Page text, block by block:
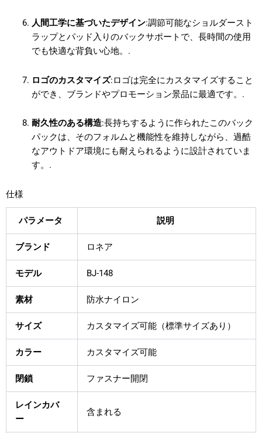
人間工学に基づいたデザイン:調節可能なショルダースト
ラップとパッド入りのバックサポートで、長時間の使用
でも快適な背負い心地。.
ロゴのカスタマイズ:ロゴは完全にカスタマイズすること
ができ、ブランドやプロモーション景品に最適です。.
耐久性のある構造:長持ちするように作られたこのバック
パックは、そのフォルムと機能性を維持しながら、過酷
なアウトドア環境にも耐えられるように設計されていま
す。.
仕様
パラメータ 説明
ブランド ロネア
モデル BJ-148
素材 防水ナイロン
サイズ カスタマイズ可能（標準サイズあり）
カラー カスタマイズ可能
閉鎖 ファスナー開閉
レインカバ
ー
含まれる